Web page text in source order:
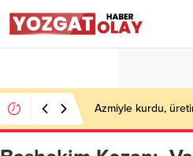
Azmiyle kurdu,